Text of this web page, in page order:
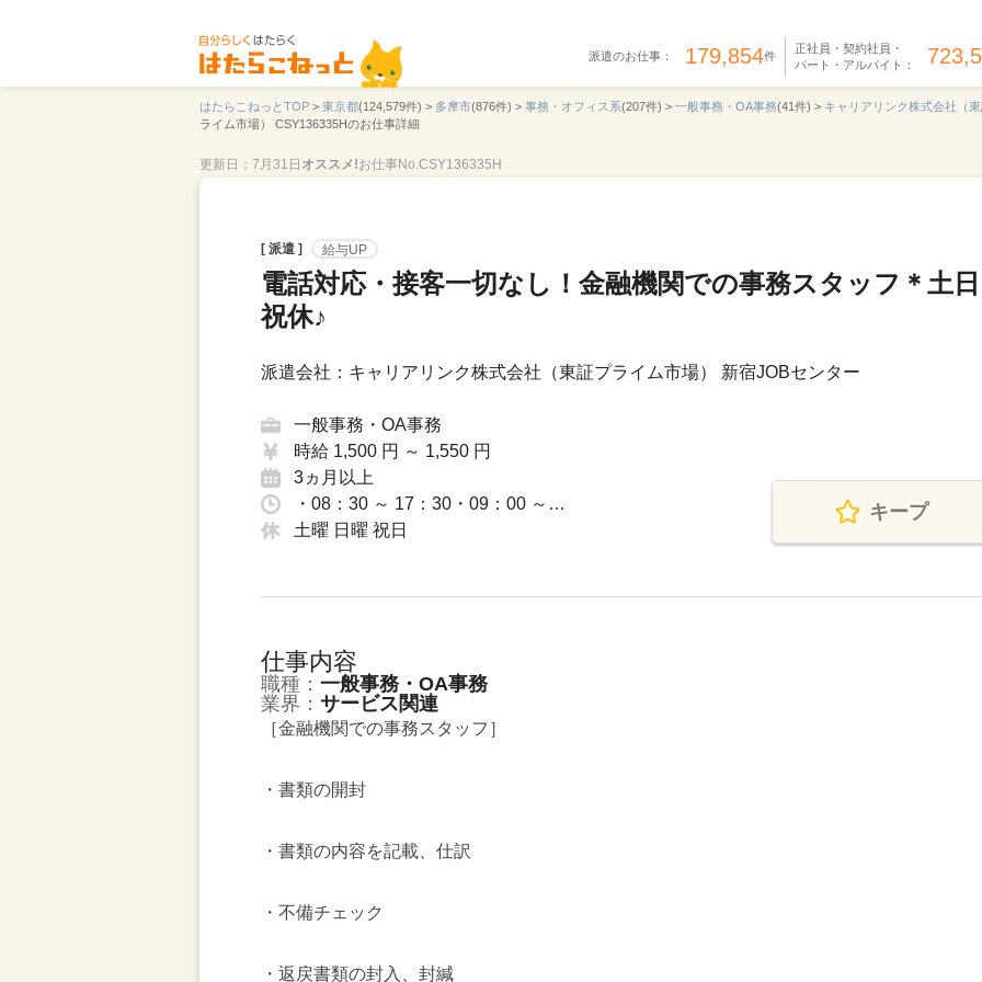
派遣のお仕事： 179,854件
正社員・契約社員・
パート・アルバイト：
はたらこねっとTOP > 東京都(124,579件) > 多摩市(876件) > 事務・オフィス系(207件) > 一般事務・OA事務(41件) > キャリアリンク株式会社（
ライム市場） CSY136335Hのお仕事詳細
更新日：7月31日 オススメ!お仕事No.CSY136335H
[ 派遣 ] 給与UP
電話対応・接客一切なし！金融機関での事務スタッフ＊土日
祝休♪
派遣会社：キャリアリンク株式会社（東証プライム市場） 新宿JOBセンター
一般事務・OA事務
時給 1,500 円 ～ 1,550 円
3ヵ月以上
・08：30 ～ 17：30・09：00 ～…
土曜 日曜 祝日
キープ
仕事内容
職種： 一般事務・OA事務
業界： サービス関連
［金融機関での事務スタッフ］
・書類の開封
・書類の内容を記載、仕訳
・不備チェック
・返戻書類の封入、封緘